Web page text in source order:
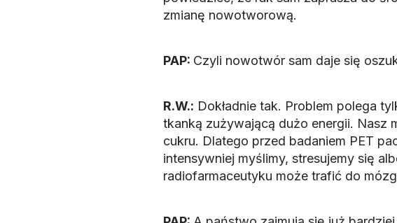
zmianę nowotworową.
PAP: Czyli nowotwór sam daje się
R.W.: Dokładnie tak. Problem polega
tkanką zużywającą dużo energii. Nasz
cukru. Dlatego przed badaniem PET
intensywniej myślimy, stresujemy się
radiofarmaceutyku może trafić do